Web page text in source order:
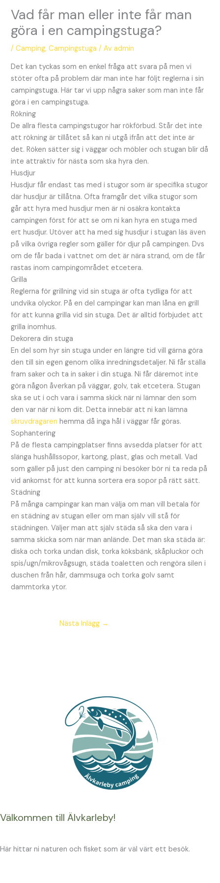
Vad får man eller inte får man
göra i en campingstuga?
/Camping,Campingstuga / Avadmin
Det kan tyckas som en enkel fråga att svara på men vi
stöter ofta på problem där man inte har följt reglerna i sin
campingstuga. Här tar vi upp några saker som man inte får
göra i en campingstuga.
Rökning
De allra flesta campingstugor har rökförbud. Står det inte
att rökning är tillåtet så kan ni utgå ifrån att det inte är
det. Röken sätter sig i väggar och möbler och stugan blir då
inte attraktiv för nästa som ska hyra den.
Husdjur
Husdjur får endast tas med i stugor som är specifika stugor
där husdjur är tillåtna. Ofta framgår det vilka stugor som
går att hyra med husdjur men är ni osäkra kontakta
campingen först för att se om ni kan hyra en stuga med
ert husdjur. Utöver att ha med sig husdjur i stugan läs även
på vilka övriga regler som gäller för djur på campingen. Dvs
om de får bada i vattnet om det är nära strand, om de får
rastas inom campingområdet etcetera.
Grilla
Reglerna för grillning vid sin stuga är ofta tydliga för att
undvika olyckor. På en del campingar kan man låna en grill
för att kunna grilla vid sin stuga. Det är alltid förbjudet att
grilla inomhus.
Dekorera din stuga
En del som hyr sin stuga under en längre tid vill gärna göra
den till sin egen genom olika inredningsdetaljer. Ni får ställa
fram saker och ta in saker i din stuga. Ni får däremot inte
göra någon åverkan på väggar, golv, tak etcetera. Stugan
ska se ut i och vara i samma skick när ni lämnar den som
den var när ni kom dit. Detta innebär att ni kan lämna
skruvdragaren hemma då inga hål i väggar får göras.
Sophantering
På de flesta campingplatser finns avsedda platser för att
slänga hushållssopor, kartong, plast, glas och metall. Vad
som gäller på just den camping ni besöker bör ni ta reda på
vid ankomst för att kunna sortera era sopor på rätt sätt.
Städning
På många campingar kan man välja om man vill betala för
en städning av stugan eller om man själv vill stå för
städningen. Väljer man att själv städa så ska den vara i
samma skicka som när man anlände. Det man ska städa är:
diska och torka undan disk, torka köksbänk, skåpluckor och
spis/ugn/mikrovågsugn, städa toaletten och rengöra silen i
duschen från hår, dammsuga och torka golv samt
dammtorka ytor.
Nästa Inlägg →
Välkommen till Älvkarleby!
Här hittar ni naturen och fisket som är väl värt ett besök.